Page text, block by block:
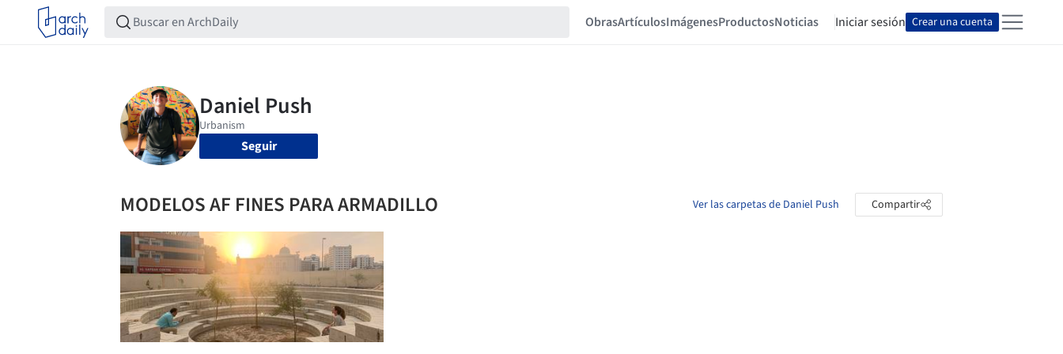
ObrasArtículosImágenesProductosNoticias Iniciar sesión Crear una cuenta
Seguir
MODELOS AF FINES PARA ARMADILLO Ver las carpetas de Daniel Push Compartir